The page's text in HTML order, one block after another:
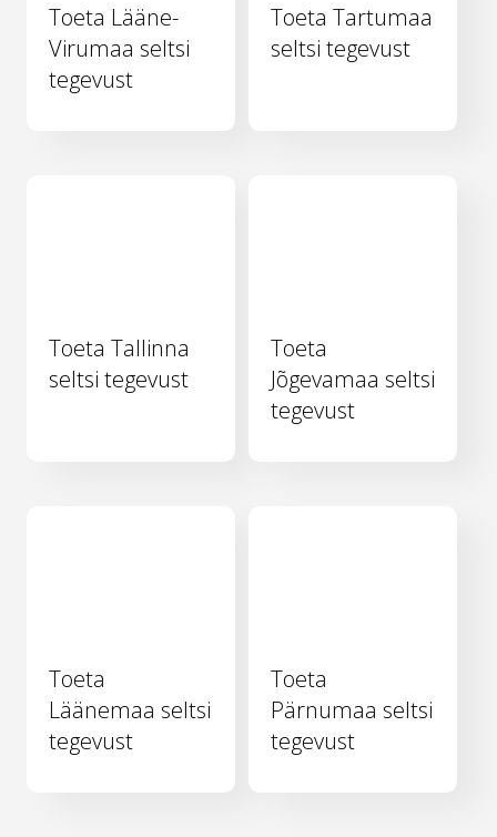
Toeta Lääne-
Virumaa seltsi
tegevust
Toeta Tartumaa
seltsi tegevust
Toeta Tallinna
seltsi tegevust
Toeta
Jõgevamaa seltsi
tegevust
Toeta
Läänemaa seltsi
tegevust
Toeta
Pärnumaa seltsi
tegevust